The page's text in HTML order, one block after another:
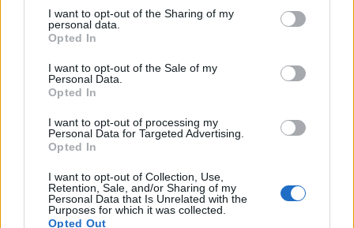
not limited to your visit or usage behaviour. You may click to
grant or deny consent to Google and its third-party tags to
use your data for below specified purposes in below Google
consent section.
I want to opt-out of the Sharing of my
personal data.
Opted In
I want to opt-out of the Sale of my
Personal Data.
Opted In
I want to opt-out of processing my
Personal Data for Targeted Advertising.
Opted In
I want to opt-out of Collection, Use,
Retention, Sale, and/or Sharing of my
Personal Data that Is Unrelated with the
Purposes for which it was collected.
Opted Out
Ακολουθείστε το iPaideia.gr στο
TελευταίεςΕιδήσειςγια την Παιδεία και την